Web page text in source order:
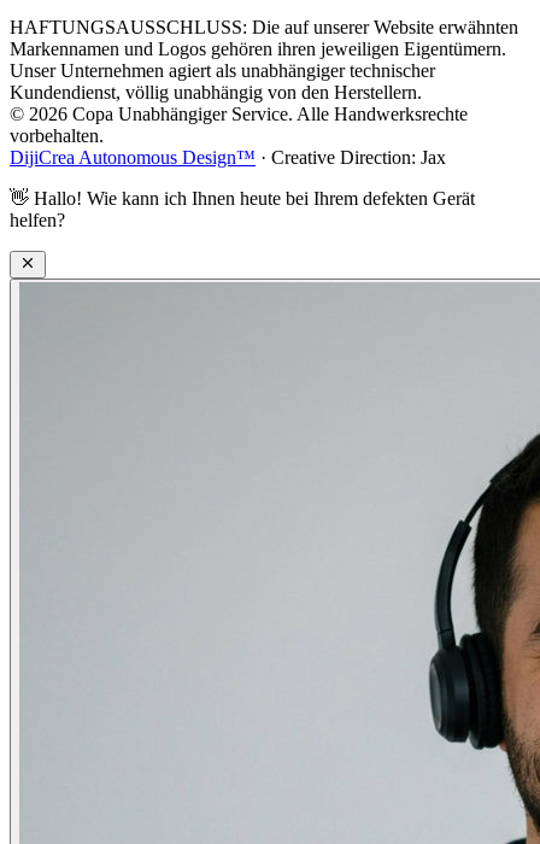
HAFTUNGSAUSSCHLUSS: Die auf unserer Website erwähnten
Markennamen und Logos gehören ihren jeweiligen Eigentümern.
Unser Unternehmen agiert als unabhängiger technischer
Kundendienst, völlig unabhängig von den Herstellern.
© 2026 Copa Unabhängiger Service. Alle Handwerksrechte
vorbehalten.
DijiCrea Autonomous Design™ · Creative Direction: Jax
👋 Hallo! Wie kann ich Ihnen heute bei Ihrem defekten Gerät
helfen?